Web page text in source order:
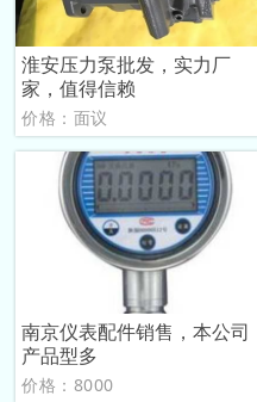
淮安压力泵批发，实力厂
家，值得信赖
价格：面议
南京仪表配件销售，本公司
产品型多
价格：8000